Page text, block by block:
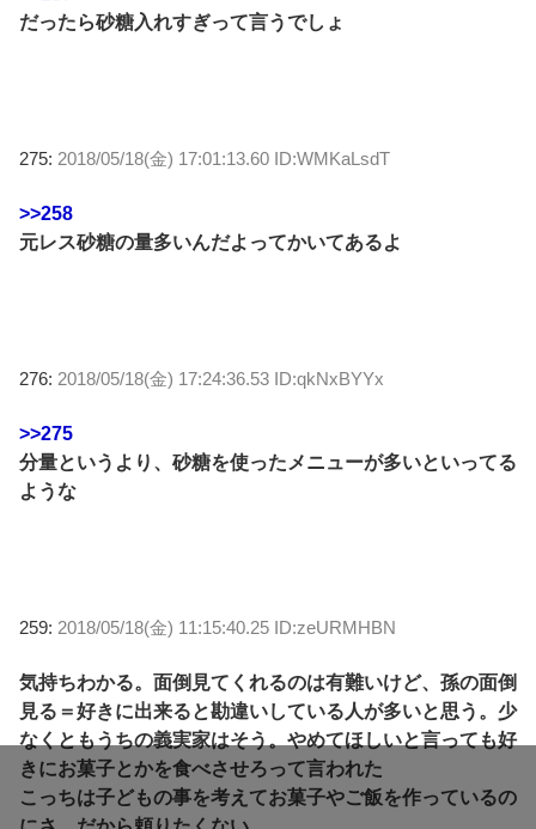
だったら砂糖入れすぎって言うでしょ
275: 2018/05/18(金) 17:01:13.60 ID:WMKaLsdT
>>258
元レス砂糖の量多いんだよってかいてあるよ
276: 2018/05/18(金) 17:24:36.53 ID:qkNxBYYx
>>275
分量というより、砂糖を使ったメニューが多いといってる
ような
259: 2018/05/18(金) 11:15:40.25 ID:zeURMHBN
気持ちわかる。面倒見てくれるのは有難いけど、孫の面倒
見る＝好きに出来ると勘違いしている人が多いと思う。少
なくともうちの義実家はそう。やめてほしいと言っても好
きにお菓子とかを食べさせろって言われた
こっちは子どもの事を考えてお菓子やご飯を作っているの